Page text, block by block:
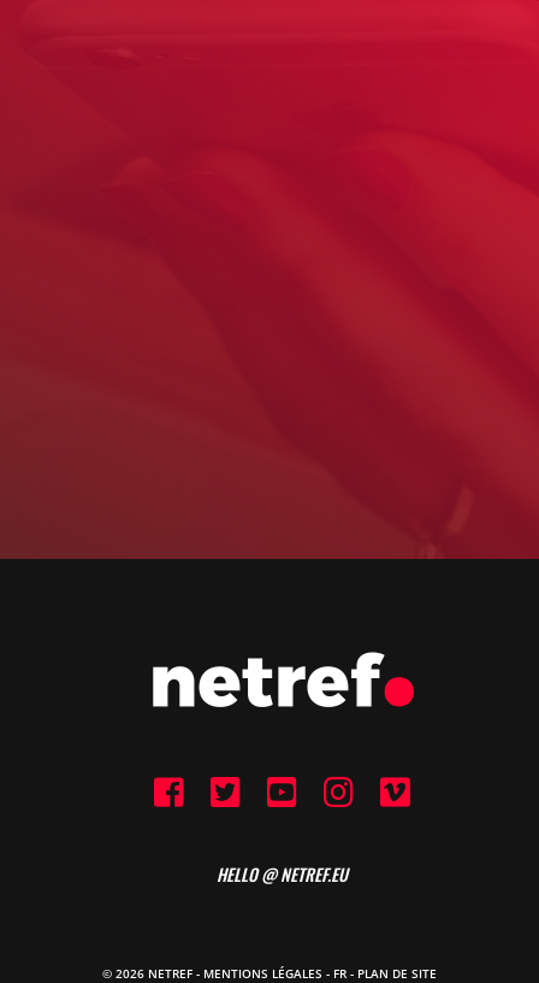
HELLO @ NETREF.EU
© 2026 NETREF - MENTIONS LÉGALES - FR - PLAN DE SITE